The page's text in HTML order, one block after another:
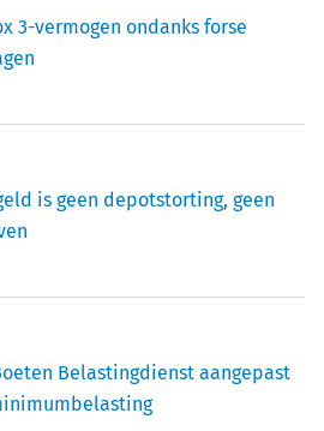
3-vermogen ondanks forse
is geen depotstorting, geen
Belastingdienst aangepast